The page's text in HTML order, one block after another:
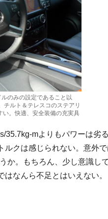
のみの設定であること以
ルト＆テレスコのステアリ
い。快適、安全装備の充実具
35.7kg-mよりもパワーは劣
クは感じられない。意外で
か。もちろん、少し意識し
なんら不足とはいえない。